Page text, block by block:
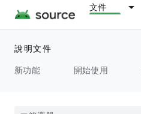
文件
說明文件
新功能
開始使用